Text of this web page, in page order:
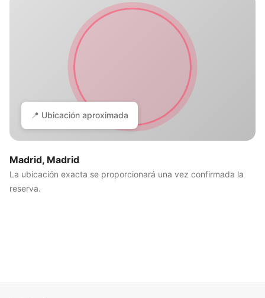
📍 Ubicación aproximada
Madrid, Madrid
La ubicación exacta se proporcionará una vez confirmada la
reserva.